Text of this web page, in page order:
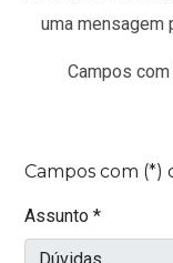
uma mensagem
Campos